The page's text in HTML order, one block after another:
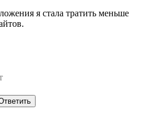
я стала тратить меньше